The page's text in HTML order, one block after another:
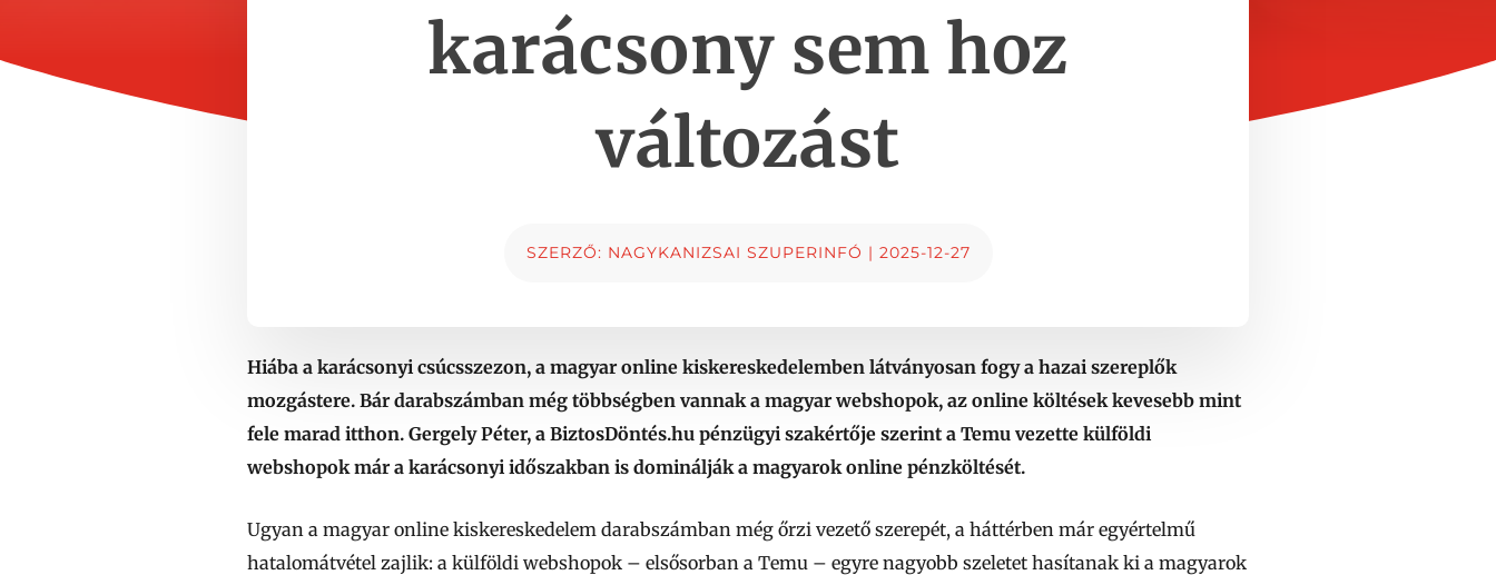
karácsony sem hoz
változást
SZERZŐ: NAGYKANIZSAI SZUPERINFÓ | 2025-12-27
Hiába a karácsonyi csúcsszezon, a magyar online kiskereskedelemben látványosan fogy a hazai szereplők
mozgástere. Bár darabszámban még többségben vannak a magyar webshopok, az online költések kevesebb mint
fele marad itthon. Gergely Péter, a BiztosDöntés.hu pénzügyi szakértője szerint a Temu vezette külföldi
webshopok már a karácsonyi időszakban is dominálják a magyarok online pénzköltését.
Ugyan a magyar online kiskereskedelem darabszámban még őrzi vezető szerepét, a háttérben már egyértelmű
hatalomátvétel zajlik: a külföldi webshopok – elsősorban a Temu – egyre nagyobb szeletet hasítanak ki a magyarok